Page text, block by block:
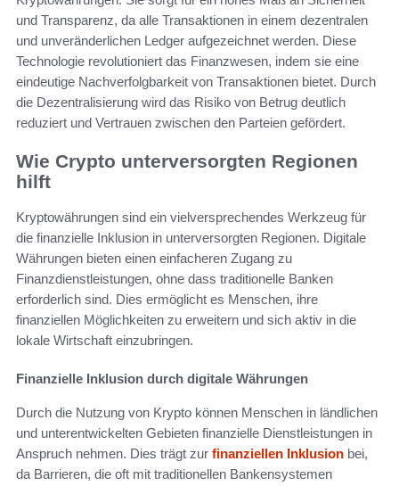
und Transparenz, da alle Transaktionen in einem dezentralen
und unveränderlichen Ledger aufgezeichnet werden. Diese
Technologie revolutioniert das Finanzwesen, indem sie eine
eindeutige Nachverfolgbarkeit von Transaktionen bietet. Durch
die Dezentralisierung wird das Risiko von Betrug deutlich
reduziert und Vertrauen zwischen den Parteien gefördert.
Wie Crypto unterversorgten Regionen
hilft
Kryptowährungen sind ein vielversprechendes Werkzeug für
die finanzielle Inklusion in unterversorgten Regionen. Digitale
Währungen bieten einen einfacheren Zugang zu
Finanzdienstleistungen, ohne dass traditionelle Banken
erforderlich sind. Dies ermöglicht es Menschen, ihre
finanziellen Möglichkeiten zu erweitern und sich aktiv in die
lokale Wirtschaft einzubringen.
Finanzielle Inklusion durch digitale Währungen
Durch die Nutzung von Krypto können Menschen in ländlichen
und unterentwickelten Gebieten finanzielle Dienstleistungen in
Anspruch nehmen. Dies trägt zur finanziellen Inklusion bei,
da Barrieren, die oft mit traditionellen Bankensystemen